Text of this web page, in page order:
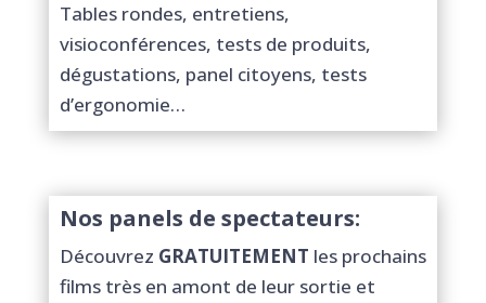
Tables rondes, entretiens,
visioconférences, tests de produits,
dégustations, panel citoyens, tests
d’ergonomie…
Nos panels de spectateurs:
Découvrez GRATUITEMENT les prochains
films très en amont de leur sortie et